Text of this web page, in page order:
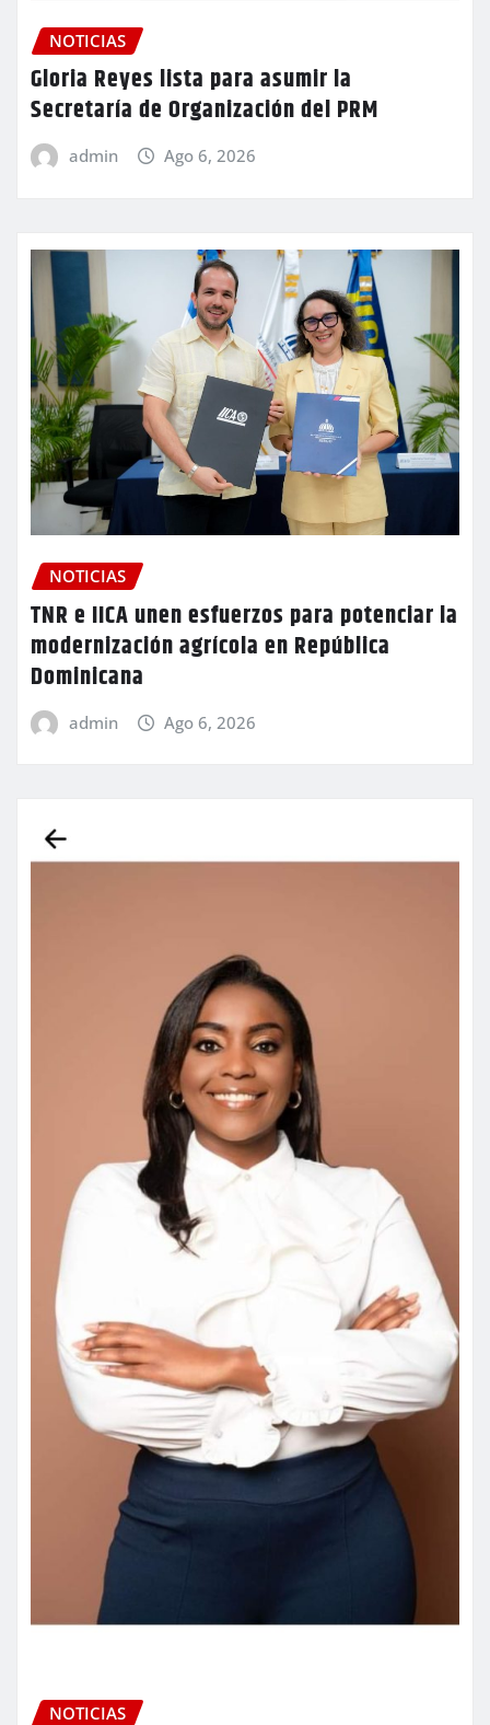
NOTICIAS
Gloria Reyes lista para asumir la
Secretaría de Organización del PRM
admin Ago 6, 2026
NOTICIAS
TNR e IICA unen esfuerzos para potenciar la
modernización agrícola en República
Dominicana
admin Ago 6, 2026
NOTICIAS